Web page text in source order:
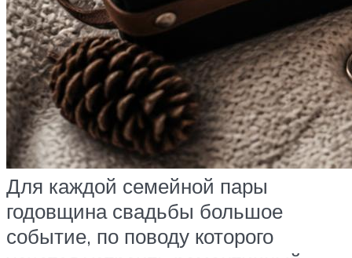
Для каждой семейной пары
годовщина свадьбы большое
событие, по поводу которого